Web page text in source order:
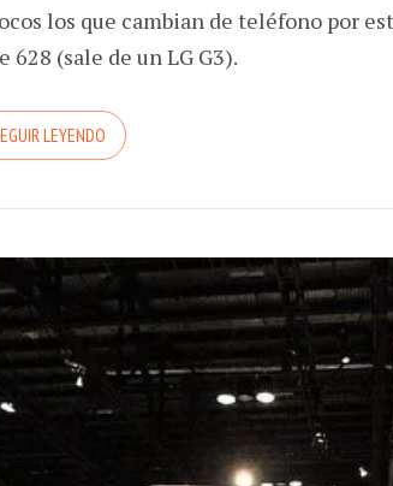
los que cambian de teléfono por
628 (sale de un LG G3).
LEYENDO